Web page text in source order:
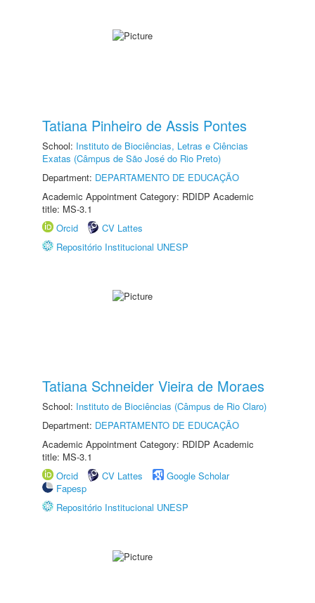
Tatiana Pinheiro de Assis Pontes
School: Instituto de Biociências, Letras e Ciências
Exatas (Câmpus de São José do Rio Preto)
Department: DEPARTAMENTO DE EDUCAÇÃO
Academic Appointment Category: RDIDP Academic
title: MS-3.1
Orcid
CV Lattes
Repositório Institucional UNESP
Tatiana Schneider Vieira de Moraes
School: Instituto de Biociências (Câmpus de Rio Claro)
Department: DEPARTAMENTO DE EDUCAÇÃO
Academic Appointment Category: RDIDP Academic
title: MS-3.1
Orcid
CV Lattes
Google Scholar
Fapesp
Repositório Institucional UNESP